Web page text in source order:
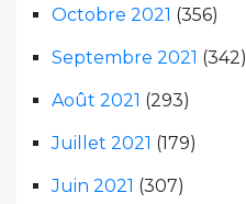
Octobre 2021 (356)
Septembre 2021 (342)
Août 2021 (293)
Juillet 2021 (179)
Juin 2021 (307)